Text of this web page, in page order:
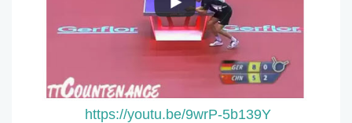
https://youtu.be/9wrP-5b139Y